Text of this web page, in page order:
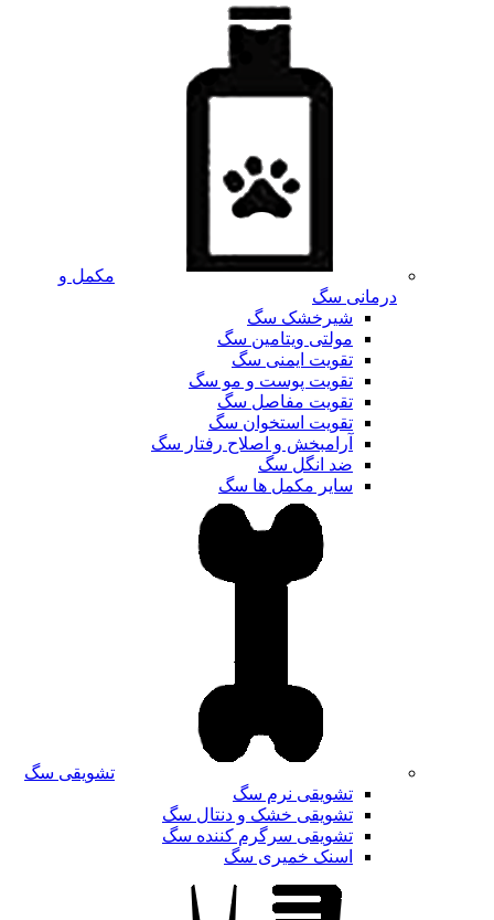
مکمل و
درمانی سگ
شیرخشک سگ
مولتی ویتامین سگ
تقویت ایمنی سگ
تقویت پوست و مو سگ
تقویت مفاصل سگ
تقویت استخوان سگ
آرامبخش و اصلاح رفتار سگ
ضد انگل سگ
سایر مکمل ها سگ
تشویقی سگ
تشویقی نرم سگ
تشویقی خشک و دنتال سگ
تشویقی سرگرم کننده سگ
اسنک خمیری سگ